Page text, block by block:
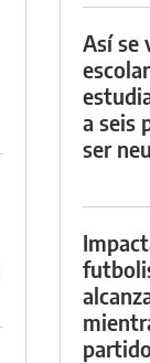
Así se
a seis
ser